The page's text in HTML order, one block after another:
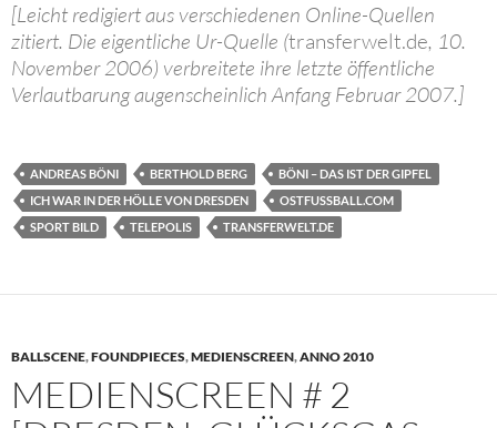
[Leicht redigiert aus verschiedenen Online-Quellen
zitiert. Die eigentliche Ur-Quelle (transferwelt.de, 10.
November 2006) verbreitete ihre letzte öffentliche
Verlautbarung augenscheinlich Anfang Februar 2007.]
ANDREAS BÖNI BERTHOLD BERG
BÖNI – DAS IST DER GIPFEL
ICH WAR IN DER HÖLLE VON DRESDEN
OSTFUSSBALL.COM
SPORT BILD
TELEPOLIS TRANSFERWELT.DE
BALLSCENE,FOUNDPIECES,MEDIENSCREEN,ANNO 2010
MEDIENSCREEN # 2